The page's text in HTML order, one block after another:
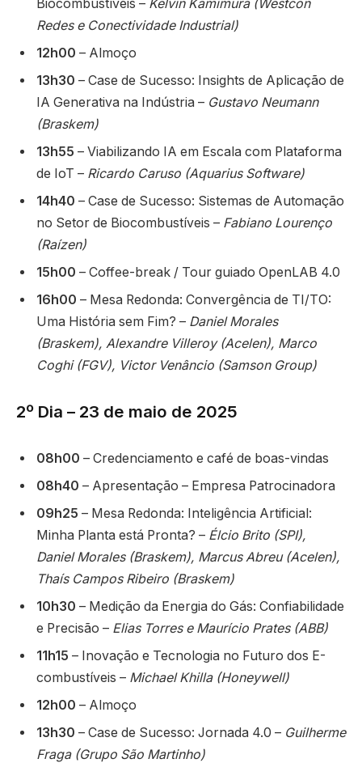
Biocombustíveis – Kelvin Kamimura (Westcon
Redes e Conectividade Industrial)
12h00 – Almoço
13h30 – Case de Sucesso: Insights de Aplicação de
IA Generativa na Indústria – Gustavo Neumann
(Braskem)
13h55 – Viabilizando IA em Escala com Plataforma
de IoT – Ricardo Caruso (Aquarius Software)
14h40 – Case de Sucesso: Sistemas de Automação
no Setor de Biocombustíveis – Fabiano Lourenço
(Raízen)
15h00 – Coffee-break / Tour guiado OpenLAB 4.0
16h00 – Mesa Redonda: Convergência de TI/TO:
Uma História sem Fim? – Daniel Morales
(Braskem), Alexandre Villeroy (Acelen), Marco
Coghi (FGV), Victor Venâncio (Samson Group)
2º Dia – 23 de maio de 2025
08h00 – Credenciamento e café de boas-vindas
08h40 – Apresentação – Empresa Patrocinadora
09h25 – Mesa Redonda: Inteligência Artificial:
Minha Planta está Pronta? – Élcio Brito (SPI),
Daniel Morales (Braskem), Marcus Abreu (Acelen),
Thaís Campos Ribeiro (Braskem)
10h30 – Medição da Energia do Gás: Confiabilidade
e Precisão – Elias Torres e Maurício Prates (ABB)
11h15 – Inovação e Tecnologia no Futuro dos E-
combustíveis – Michael Khilla (Honeywell)
12h00 – Almoço
13h30 – Case de Sucesso: Jornada 4.0 – Guilherme
Fraga (Grupo São Martinho)